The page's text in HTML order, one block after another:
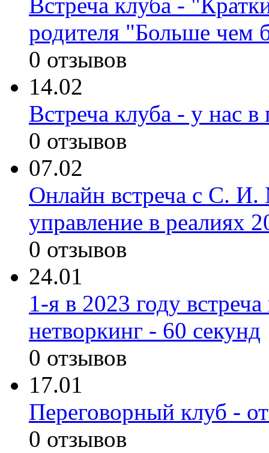
Встреча клуба -
родителя "Больше чем
0 отзывов
14.02
Встреча клуба - у нас
0 отзывов
07.02
Онлайн встреча с С.
управление в реалиях
0 отзывов
24.01
1-я в 2023 году
нетворкинг - 60 секунд
0 отзывов
17.01
Переговорный клуб -
0 отзывов